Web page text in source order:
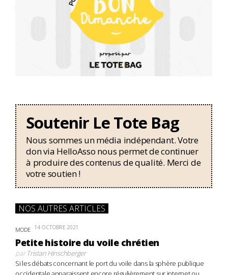
Soutenir Le Tote Bag
Nous sommes un média indépendant. Votre
don via HelloAsso nous permet de continuer
à produire des contenus de qualité. Merci de
votre soutien !
NOS AUTRES ARTICLES
MODE 14 OCTOBRE 2021
Petite histoire du voile chrétien
parTristan Hinschberger
Si les débats concernant le port du voile dans la sphère publique